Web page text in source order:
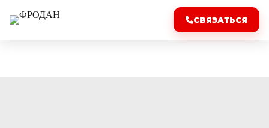
СВЯЗАТЬСЯ